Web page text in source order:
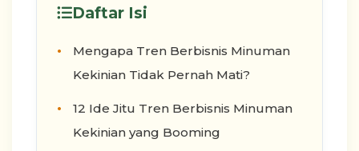
Daftar Isi
Mengapa Tren Berbisnis Minuman
Kekinian Tidak Pernah Mati?
12 Ide Jitu Tren Berbisnis Minuman
Kekinian yang Booming